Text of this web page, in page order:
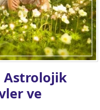
Astrolojik
ve